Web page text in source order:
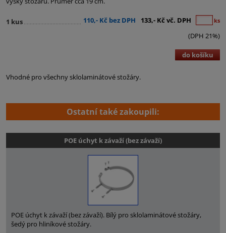
1 kus 110,- Kč bez DPH 133,- Kč vč. DPH ks
(DPH 21%)
do košíku
Vhodné pro všechny sklolaminátové stožáry.
Ostatní také zakoupili:
POE úchyt k závaží (bez závaží)
POE úchyt k závaží (bez závaží). Bílý pro sklolaminátové stožáry,
šedý pro hliníkové stožáry.